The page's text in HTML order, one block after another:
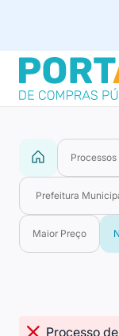
Processos
Prefeitura
Maior Preço
Processo